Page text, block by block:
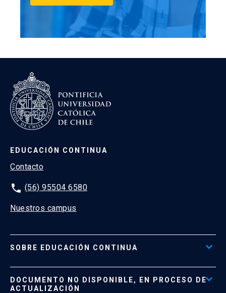
EDUCACIÓN CONTINUA
Contacto
phone (56) 95504 6580
Nuestros campus
SOBRE EDUCACIÓN CONTINUA
Formas de Pago
DOCUMENTO NO DISPONIBLE, EN PROCESO DE
ACTUALIZACIÓN